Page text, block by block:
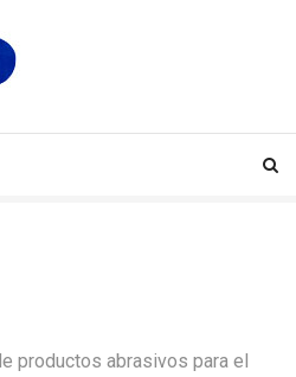
productos abrasivos para el